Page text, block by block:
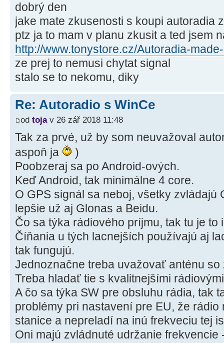
dobrý den
jake mate zkusenosti s koupi autoradia
ptz ja to mam v planu zkusit a ted jsem
http://www.tonystore.cz/Autoradia-
ze prej to nemusi chytat signal
stalo se to nekomu, diky
Re: Autoradio s WinCe
od tojav 26 zář 2018 11:48
Tak za prvé, už by som neuvažoval
aspoň ja
)
Poobzeraj sa po Android-ových.
Keď Android, tak minimálne 4 core.
O GPS signál sa neboj, všetky zvládajú
lepšie už aj Glonas a Beidu.
Čo sa týka rádiového príjmu, tak tu je to
Číňania u tých lacnejších používajú aj
tak fungujú.
Jednoznačne treba uvažovať anténu so
Treba hladať tie s kvalitnejšími
A čo sa týka SW pre obsluhu rádia, tak
problémy pri nastavení pre EU, že
stanice a nepreladí na inú frekveciu tej
Oni majú zvládnuté udržanie frekvencie